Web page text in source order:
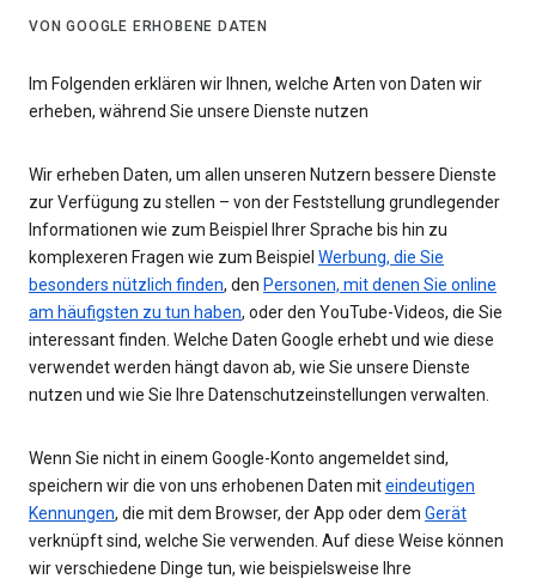
VON GOOGLE ERHOBENE DATEN
Im Folgenden erklären wir Ihnen, welche Arten von Daten wir
erheben, während Sie unsere Dienste nutzen
Wir erheben Daten, um allen unseren Nutzern bessere Dienste
zur Verfügung zu stellen – von der Feststellung grundlegender
Informationen wie zum Beispiel Ihrer Sprache bis hin zu
komplexeren Fragen wie zum Beispiel Werbung, die Sie
besonders nützlich finden, den Personen, mit denen Sie online
am häufigsten zu tun haben, oder den YouTube-Videos, die Sie
interessant finden. Welche Daten Google erhebt und wie diese
verwendet werden hängt davon ab, wie Sie unsere Dienste
nutzen und wie Sie Ihre Datenschutzeinstellungen verwalten.
Wenn Sie nicht in einem Google-Konto angemeldet sind,
speichern wir die von uns erhobenen Daten miteindeutigen
Kennungen, die mit dem Browser, der App oder dem Gerät
verknüpft sind, welche Sie verwenden. Auf diese Weise können
wir verschiedene Dinge tun, wie beispielsweise Ihre